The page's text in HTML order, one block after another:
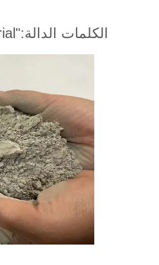
الكلمات الدالة:"perfect gunning material "